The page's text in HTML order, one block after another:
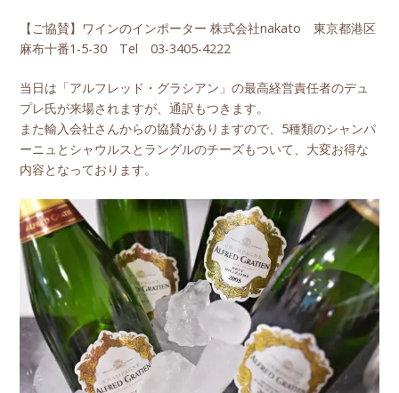
【ご協賛】ワインのインポーター 株式会社nakato 東京都港区
麻布十番1-5-30 Tel 03-3405-4222
当日は「アルフレッド・グラシアン」の最高経営責任者のデュ
プレ氏が来場されますが、通訳もつきます。
また輸入会社さんからの協賛がありますので、5種類のシャンパ
ーニュとシャウルスとラングルのチーズもついて、大変お得な
内容となっております。